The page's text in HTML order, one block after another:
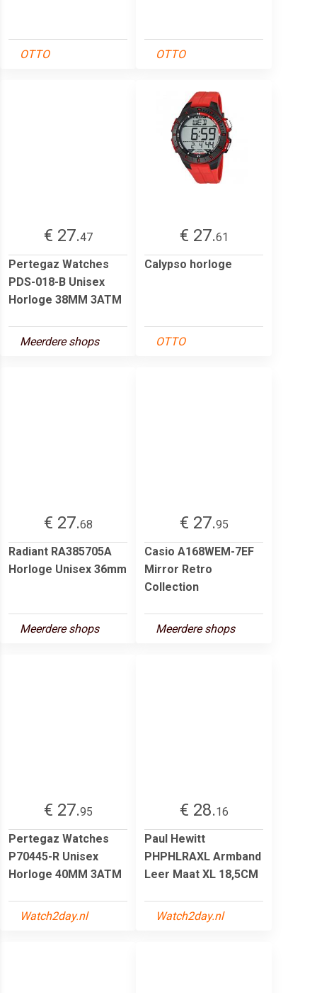
OTTO OTTO
€ 27.47
Pertegaz Watches
PDS-018-B Unisex
Horloge 38MM 3ATM
Meerdere shops
€ 27.61
Calypso horloge
OTTO
€ 27.68
Radiant RA385705A
Horloge Unisex 36mm
Meerdere shops
€ 27.95
Casio A168WEM-7EF
Mirror Retro
Collection
Meerdere shops
€ 27.95
Pertegaz Watches
P70445-R Unisex
Horloge 40MM 3ATM
Watch2day.nl
€ 28.16
Paul Hewitt
PHPHLRAXL Armband
Leer Maat XL 18,5CM
Watch2day.nl